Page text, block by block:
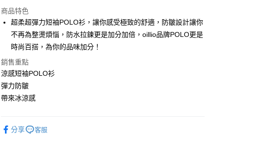
3 期 0 利率 每期 NT$560 21家銀行
合作金庫商業銀行
第一商業銀行
華南商業銀行
國泰世華商業銀行
臺灣中小企業銀行
匯豐（台灣）商業銀行
聯邦商業銀行
台新國際商業銀行
台灣樂天信用卡公司
6 期 0 利率 每期NT$280 21家銀行
合作金庫商業銀行
華南商業銀行
上海商業儲蓄銀行
國泰世華商業銀行
臺灣中小企業銀行
匯豐（台灣）商業銀行
玉山商業銀行
超商取貨付款
LINE Pay
Apple Pay
商品特色
超柔超彈力短袖POLO衫，讓你感受極致的舒適，防皺設計讓你
不再為整燙煩惱，防水拉鍊更是加分加倍，oillio品牌POLO更是
時尚百搭，為你的品味加分！
銷售重點
涼感短袖POLO衫
彈力防皺
帶來冰涼感
分享 客服